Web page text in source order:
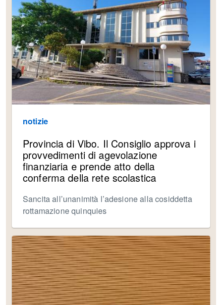
notizie
Provincia di Vibo. Il Consiglio approva i
provvedimenti di agevolazione
finanziaria e prende atto della
conferma della rete scolastica
Sancita all’unanimità l’adesione alla cosiddetta
rottamazione quinquies